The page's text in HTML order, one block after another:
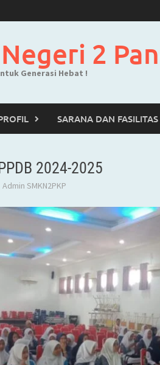
2
Generasi Hebat !
SARANA DAN FASILITAS
2024-2025
Admin SMKN2PKP